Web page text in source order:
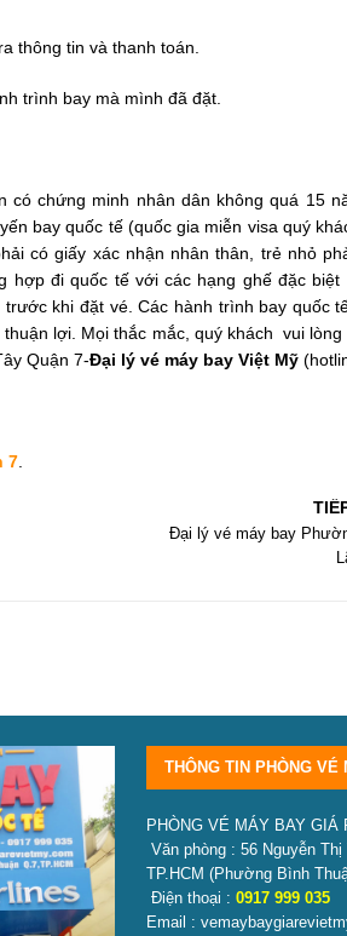
thông tin và thanh toán.
trình bay mà mình đã đặt.
có chứng minh nhân dân không quá 15
bay quốc tế (quốc gia miễn visa quý
có giấy xác nhận nhân thân, trẻ nhỏ
hợp đi quốc tế với các hạng ghế đặc
khi đặt vé. Các hành trình bay quốc
lợi. Mọi thắc mắc, quý khách vui
Quận 7-Đại lý vé máy bay Việt Mỹ
7
Đại lý vé máy bay
THÔNG TIN PHÒNG VÉ
PHÒNG VÉ MÁY BAY GIÁ
Văn phòng : 56 Nguyễn
TP.HCM (Phường Bình
Điện thoại : 0917 999 035
Email :